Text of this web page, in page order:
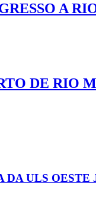
A
DE RIO
ULS